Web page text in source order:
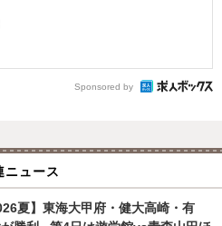
Sponsored by
ニュース
夏】東海大甲府・健大高崎・有